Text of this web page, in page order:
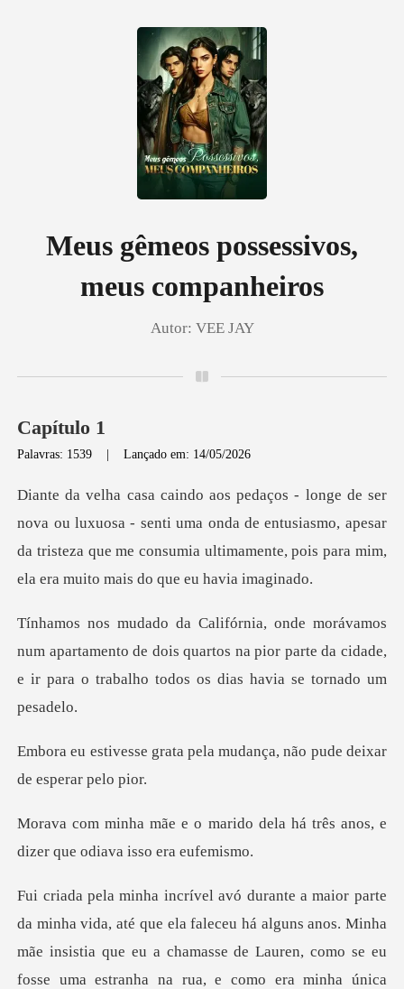
Histórico
Sair
Meus gêmeos possessivos,
meus companheiros
Autor: VEE JAY
Capítulo 1
Palavras: 1539 |Lançado em: 14/05/2026
- senti uma onda de entusiasmo, apesar
da tristeza que me consumia ul
rtamento de dois quartos na pior parte da cidade,
e ir pa
pela mudança, não pude dei
o dela há três anos, e
dizer q
aleceu há alguns anos. Minha
mãe insistia que eu a chamasse de Lauren, como se eu
fos